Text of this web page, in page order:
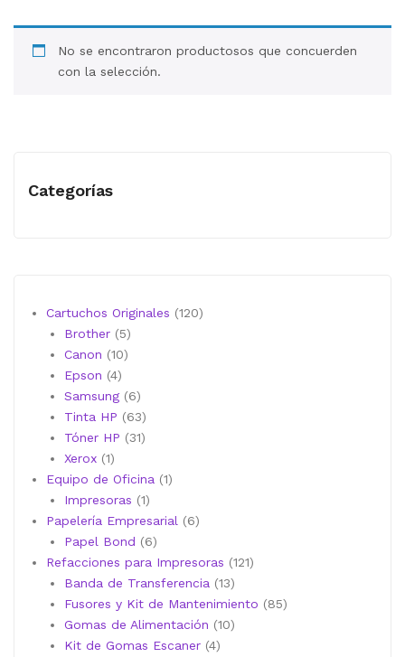
CONTACTO
MI CUENTA
No se encontraron productosos que concuerden
con la selección.
Categorías
Cartuchos Originales 120120
Brother 55
productos
Canon 1010
Epson 44
productos
Samsung 66
productos
Tinta HP 6363
productos
Tóner HP 3131
Xerox 11
producto
Equipo de Oficina 11
Impresoras 11
producto
Papelería Empresarial 66
Papel Bond 66
productos
Refacciones para Impresoras 121121
Banda de Transferencia 1313
productos
Fusores y Kit de Mantenimiento 8585
Gomas de Alimentación 1010
Kit de Gomas Escaner 44